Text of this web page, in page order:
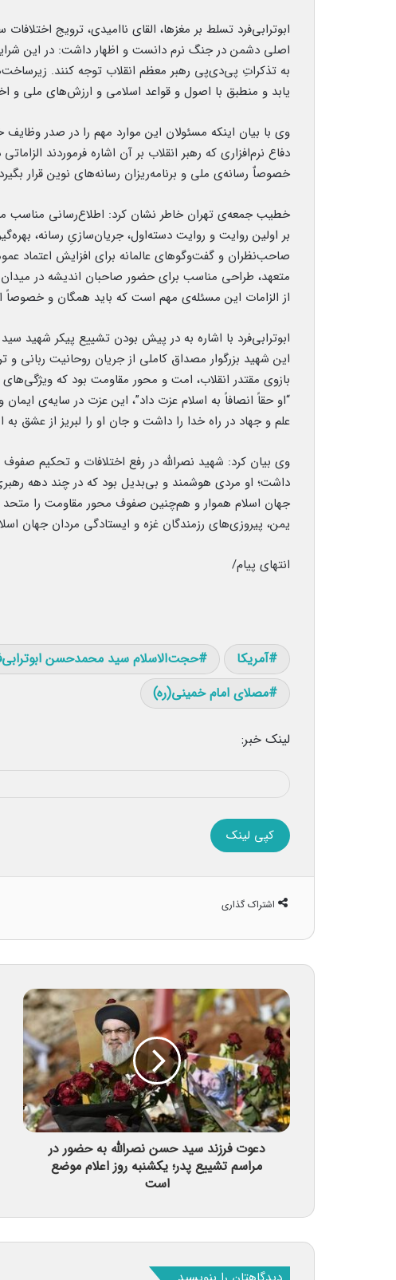
ابوترابی‌فرد تسلط بر مغزها، القای ناامیدی، ترویج
اصلی دشمن در جنگ نرم دانست و اظهار داشت: در این
به تذکراتِ پی‌دی‌پی رهبر معظم انقلاب توجه کنند.
یابد و منطبق با اصول و قواعد اسلامی و ارزش‌های ملی و
وی با بیان اینکه مسئولان این موارد مهم را در صدر وظایف
دفاع نرم‌افزاری که رهبر انقلاب بر آن اشاره فرموردند
خصوصاٌ رسانه‌ی ملی و برنامه‌ریزان رسانه‌های نوین قرار
خطیب جمعه‌ی تهران خاطر نشان کرد: اطلاع‌رسانی مناسب
بر اولین روایت و روایت دسته‌اول، جریان‌سازیِ رسانه،
صاحب‌نظران و گفت‌وگوهای عالمانه برای افزایش اعتماد
متعهد، طراحی مناسب برای حضور صاحبان اندیشه در
از الزامات این مسئله‌ی مهم است که باید همگان و خصوصاً
این شهید بزرگوار مصداق کاملی از جریان روحانیت
بازوی مقتدر انقلاب، امت و محور مقاومت بود که
“او حقاً انصافاً به اسلام عزت داد”، این عزت در سایه‌ی
علم و جهاد در راه خدا را داشت و جان او را لبریز از عشق به
وی بیان کرد: شهید نصرالله در رفع اختلافات و تحکیم
داشت؛ او مردی هوشمند و بی‌بدیل بود که در چند دهه
جهان اسلام هموار و هم‌چنین صفوف محور مقاومت را متحد
یمن، پیروزی‌های رزمندگان غزه و ایستادگی مردان جهان
انتهای پیام/
آمریکا حجت‌الاسلام سید محمدحسن
مصلای امام خمینی(ره)
لینک خبر:
کپی لینک
اشتراک گذاری
دعوت فرزند سید حسن نصرالله به حضور در
مراسم تشییع پدر؛ یکشنبه روز اعلام موضع
است